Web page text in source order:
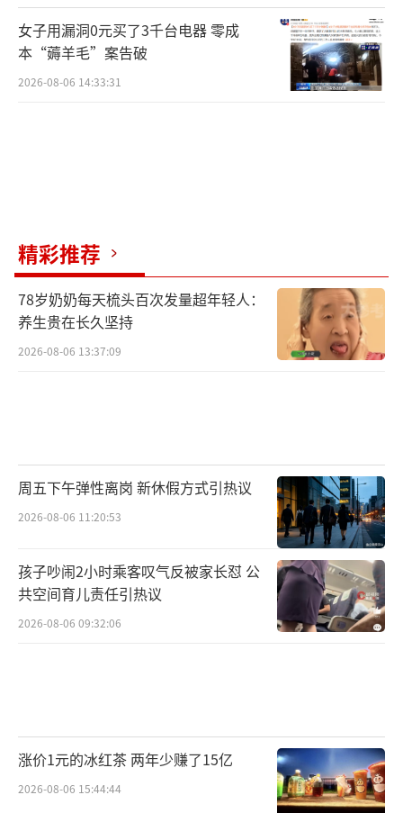
女子用漏洞0元买了3千台电器 零成
本“薅羊毛”案告破
2026-08-06 14:33:31
精彩推荐
78岁奶奶每天梳头百次发量超年轻人：
养生贵在长久坚持
2026-08-06 13:37:09
周五下午弹性离岗 新休假方式引热议
2026-08-06 11:20:53
孩子吵闹2小时乘客叹气反被家长怼 公
共空间育儿责任引热议
2026-08-06 09:32:06
涨价1元的冰红茶 两年少赚了15亿
2026-08-06 15:44:44